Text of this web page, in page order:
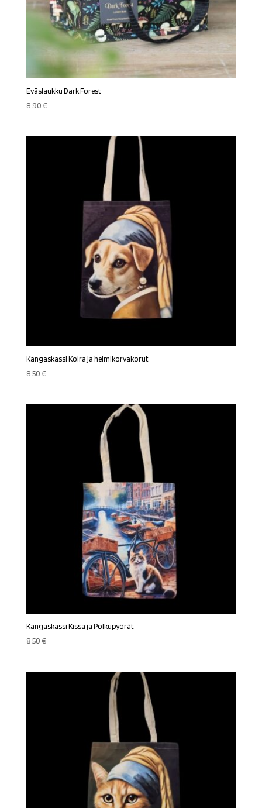
Eväslaukku Dark Forest
8,90€
Kangaskassi Koira ja helmikorvakorut
8,50€
Kangaskassi Kissa ja Polkupyörät
8,50€